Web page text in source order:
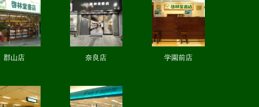
郡山店 奈良店 学園前店